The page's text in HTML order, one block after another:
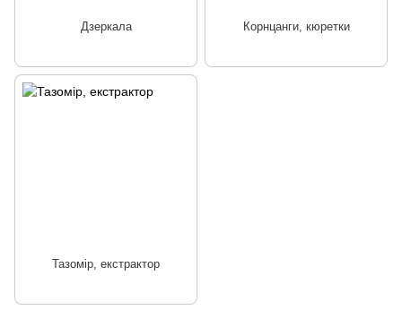
Дзеркала Корнцанги, кюретки
Тазомір, екстрактор